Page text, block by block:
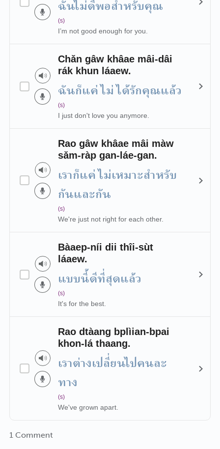
ฉันไม่ดีพอสำหรับคุณ
(s)
I’m not good enough for you.
Chǎn gâw khâae mâi-dâi
rák khun láaew.
ฉันก็แค่ไม่ได้รักคุณแล้ว
(s)
I just don't love you anymore.
Rao gâw khâae mâi màw
sǎm-ràp gan-láe-gan.
เราก็แค่ไม่เหมาะสำหรับ
กันและกัน
(s)
We're just not right for each other.
Bàaep-níi dii thîi-sùt
láaew.
แบบนี้ดีที่สุดแล้ว
(s)
It's for the best.
Rao dtàang bplìian-bpai
khon-lá thaang.
เราต่างเปลี่ยนไปคนละ
ทาง
(s)
We've grown apart.
1 Comment